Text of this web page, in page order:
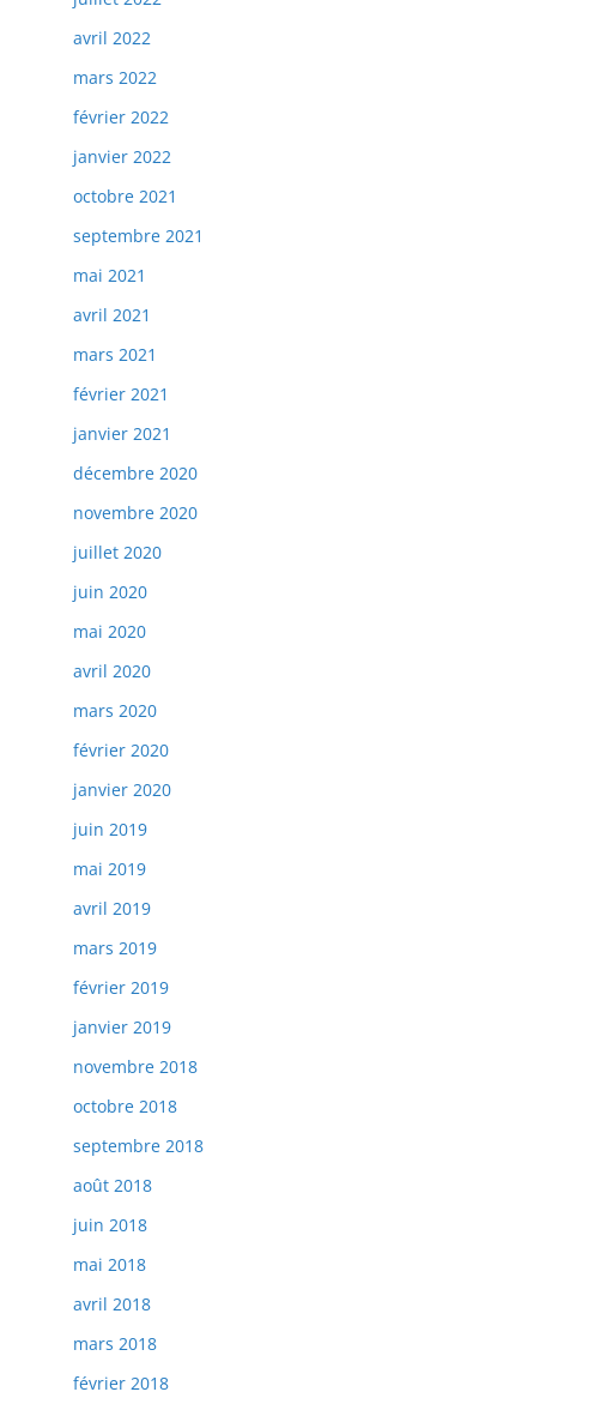
avril 2022
mars 2022
février 2022
janvier 2022
octobre 2021
septembre 2021
mai 2021
avril 2021
mars 2021
février 2021
janvier 2021
décembre 2020
novembre 2020
juillet 2020
juin 2020
mai 2020
avril 2020
mars 2020
février 2020
janvier 2020
juin 2019
mai 2019
avril 2019
mars 2019
février 2019
janvier 2019
novembre 2018
octobre 2018
septembre 2018
août 2018
juin 2018
mai 2018
avril 2018
mars 2018
février 2018